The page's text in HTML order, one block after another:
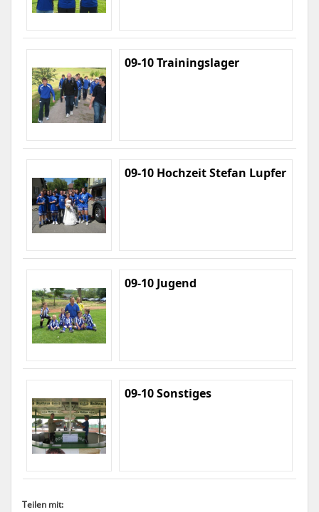
09-10 Trainingslager
09-10 Hochzeit Stefan Lupfer
09-10 Jugend
09-10 Sonstiges
Teilen mit: